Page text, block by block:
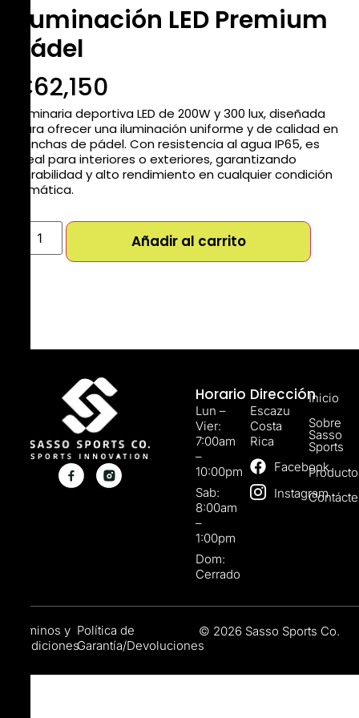
Iluminación LED Premium
Pádel
₡62,150
Luminaria deportiva LED de 200W y 300 lux, diseñada
para ofrecer una iluminación uniforme y de calidad en
canchas de pádel. Con resistencia al agua IP65, es
ideal para interiores o exteriores, garantizando
durabilidad y alto rendimiento en cualquier condición
climática.
Añadir al carrito
Horario
Lun –
Vier:
7:00am
–
10:00pm
Sab:
8:00am
–
1:00pm
Dom:
Cerrado
Dirección
Escazu
Costa
Rica
Facebook
Instagram
Inicio
Sobre
Sasso
Sports
© 2026 Sasso Sports Co.
Términos y
Condiciones
Política de
Garantía/Devoluciones